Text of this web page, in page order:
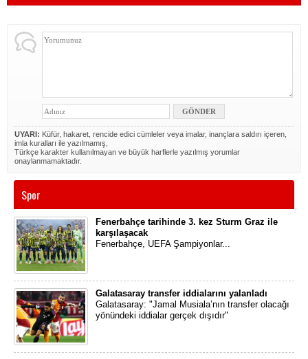
UYARI: Küfür, hakaret, rencide edici cümleler veya imalar, inançlara saldırı içeren,
imla kuralları ile yazılmamış,
Türkçe karakter kullanılmayan ve büyük harflerle yazılmış yorumlar
onaylanmamaktadır.
Spor
Fenerbahçe tarihinde 3. kez Sturm Graz ile
karşılaşacak
Fenerbahçe, UEFA Şampiyonlar...
Galatasaray transfer iddialarını yalanladı
Galatasaray: "Jamal Musiala’nın transfer olacağı
yönündeki iddialar gerçek dışıdır"